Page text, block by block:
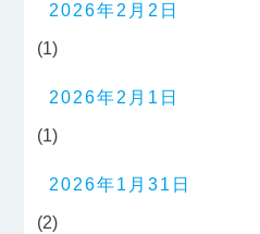
2026年2月2日
(1)
2026年2月1日
(1)
2026年1月31日
(2)